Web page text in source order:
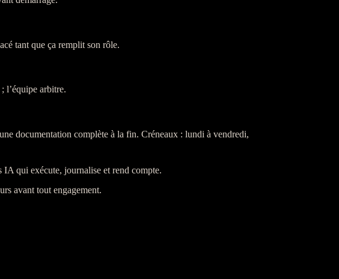
tant que ça remplit son rôle.
l’équipe arbitre.
documentation complète à la fin. Créneaux : lundi à vendredi,
IA qui exécute, journalise et rend compte.
avant tout engagement.